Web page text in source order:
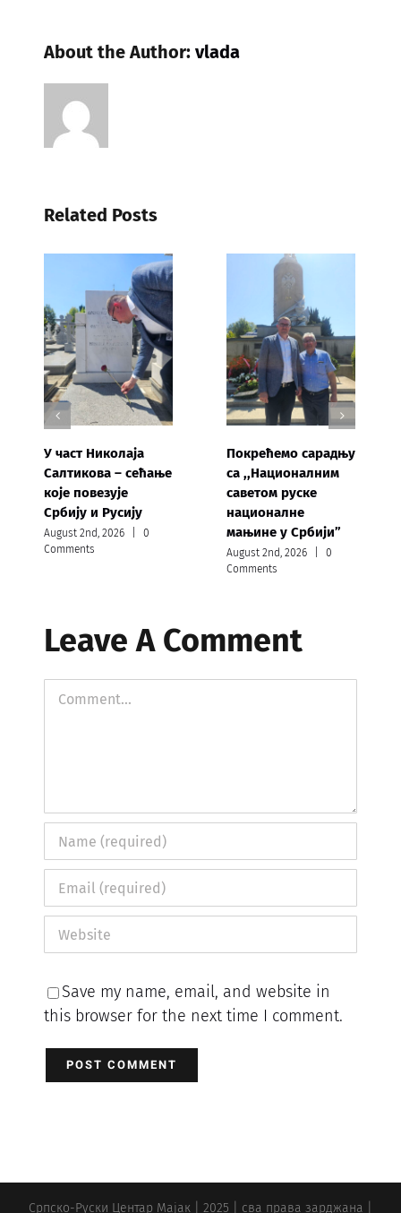
About the Author:vlada
Related Posts
У част Николаја
Салтикова – сећање
које повезује
Србију и Русију
August 2nd, 2026
0
Comments
Покрећемо сарадњу
са ,,Националним
саветом руске
националне
мањине у Србији”
August 2nd, 2026
0
Comments
Leave A Comment
Comment
Save my name, email, and website in
this browser for the next time I comment.
Српско-Руски Центар Мајак | 2025 | сва права зарджана |